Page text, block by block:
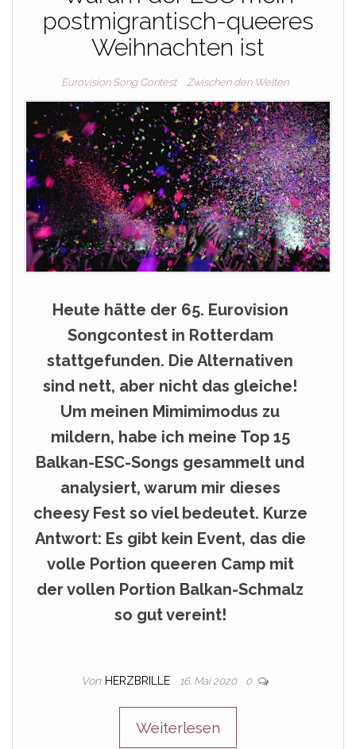
postmigrantisch-queeres
Weihnachten ist
Eurovision Song Contest Zwischen den Welten
Heute hätte der 65. Eurovision
Songcontest in Rotterdam
stattgefunden. Die Alternativen
sind nett, aber nicht das gleiche!
Um meinen Mimimimodus zu
mildern, habe ich meine Top 15
Balkan-ESC-Songs gesammelt und
analysiert, warum mir dieses
cheesy Fest so viel bedeutet. Kurze
Antwort: Es gibt kein Event, das die
volle Portion queeren Camp mit
der vollen Portion Balkan-Schmalz
so gut vereint!
Von HERZBRILLE 16. Mai 2020 0
Weiterlesen